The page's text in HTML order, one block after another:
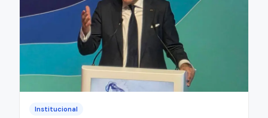
Institucional